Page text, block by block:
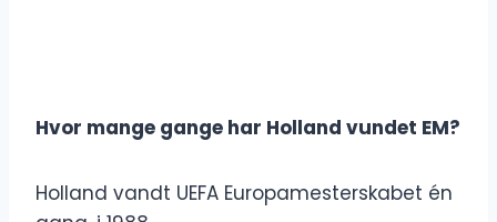
Hvor mange gange har Holland vundet EM?
Holland vandt UEFA Europamesterskabet én